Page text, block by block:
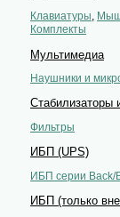
Клавиатуры,
Комплекты
Мультимедиа
Наушники и
Стабилизаторы
Фильтры
ИБП (UPS)
ИБП серии Back/
ИБП (только